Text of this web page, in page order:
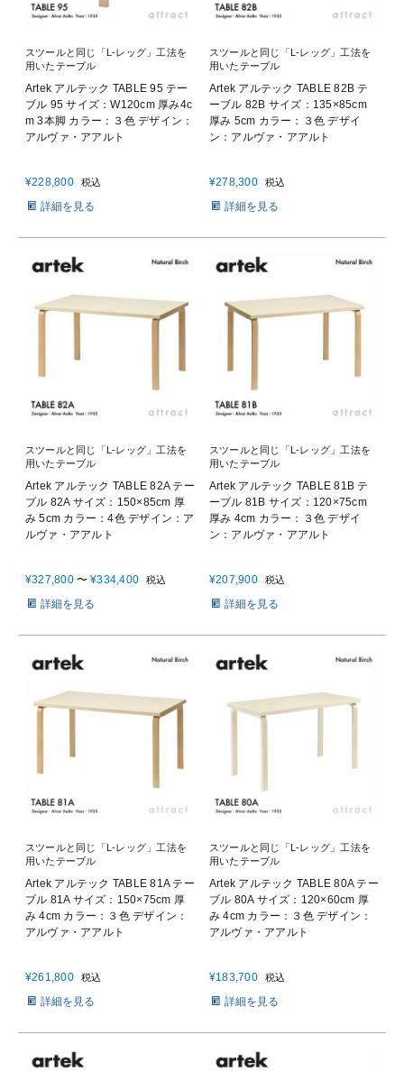
スツールと同じ「L-レッグ」工法を
用いたテーブル
Artek アルテック TABLE 95 テー
ブル 95 サイズ：W120cm 厚み4c
m 3本脚 カラー：３色 デザイン：
アルヴァ・アアルト
¥228,800 税込
詳細を見る
スツールと同じ「L-レッグ」工法を
用いたテーブル
Artek アルテック TABLE 82B テ
ーブル 82B サイズ：135×85cm
厚み 5cm カラー：３色 デザイ
ン：アルヴァ・アアルト
¥278,300 税込
詳細を見る
スツールと同じ「L-レッグ」工法を
用いたテーブル
Artek アルテック TABLE 82A テー
ブル 82A サイズ：150×85cm 厚
み 5cm カラー：4色 デザイン：ア
ルヴァ・アアルト
¥327,800 〜 ¥334,400 税込
詳細を見る
スツールと同じ「L-レッグ」工法を
用いたテーブル
Artek アルテック TABLE 81B テ
ーブル 81B サイズ：120×75cm
厚み 4cm カラー：３色 デザイ
ン：アルヴァ・アアルト
¥207,900 税込
詳細を見る
スツールと同じ「L-レッグ」工法を
用いたテーブル
Artek アルテック TABLE 81A テー
ブル 81A サイズ：150×75cm 厚
み 4cm カラー：３色 デザイン：
アルヴァ・アアルト
¥261,800 税込
詳細を見る
スツールと同じ「L-レッグ」工法を
用いたテーブル
Artek アルテック TABLE 80A テー
ブル 80A サイズ：120×60cm 厚
み 4cm カラー：３色 デザイン：
アルヴァ・アアルト
¥183,700 税込
詳細を見る